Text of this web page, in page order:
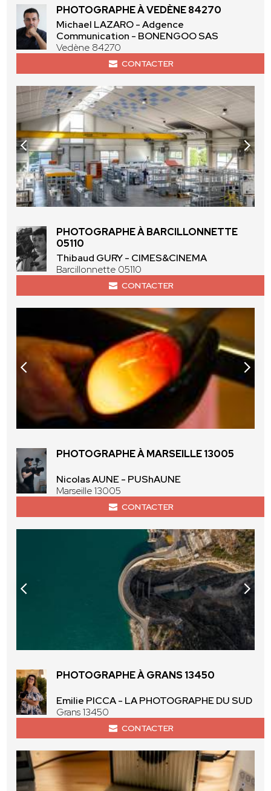
PHOTOGRAPHE À VEDÈNE 84270
Michael LAZARO - Adgence
Communication - BONENGOO SAS
Vedène 84270
CONTACTER
PHOTOGRAPHE À BARCILLONNETTE
05110
Thibaud GURY - CIMES&CINEMA
Barcillonnette 05110
CONTACTER
PHOTOGRAPHE À MARSEILLE 13005
Nicolas AUNE - PUShAUNE
Marseille 13005
CONTACTER
PHOTOGRAPHE À GRANS 13450
Emilie PICCA - LA PHOTOGRAPHE DU SUD
Grans 13450
CONTACTER